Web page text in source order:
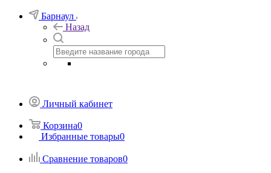
Барнаул
Назад
Личный кабинет
Корзина0
Избранные товары0
Сравнение товаров0